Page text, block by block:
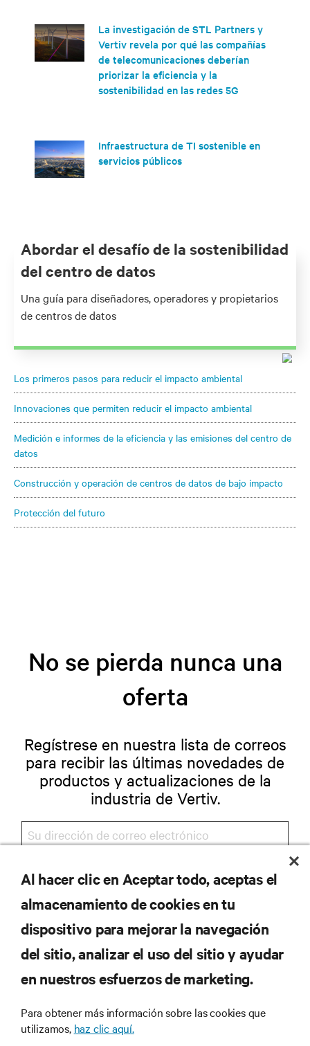
La investigación de STL Partners y
Vertiv revela por qué las compañías
de telecomunicaciones deberían
priorizar la eficiencia y la
sostenibilidad en las redes 5G
Infraestructura de TI sostenible en
servicios públicos
Abordar el desafío de la sostenibilidad
del centro de datos
Una guía para diseñadores, operadores y propietarios
de centros de datos
Los primeros pasos para reducir el impacto ambiental
Innovaciones que permiten reducir el impacto ambiental
Medición e informes de la eficiencia y las emisiones del centro de
datos
Construcción y operación de centros de datos de bajo impacto
Protección del futuro
No se pierda nunca una
oferta
Regístrese en nuestra lista de correos
para recibir las últimas novedades de
productos y actualizaciones de la
industria de Vertiv.
REGISTRARSE
RECURSOS
CORPORATIVO
Al hacer clic en Aceptar todo, aceptas el
almacenamiento de cookies en tu
dispositivo para mejorar la navegación
del sitio, analizar el uso del sitio y ayudar
en nuestros esfuerzos de marketing.
Para obtener más información sobre las cookies que
utilizamos, haz clic aquí.